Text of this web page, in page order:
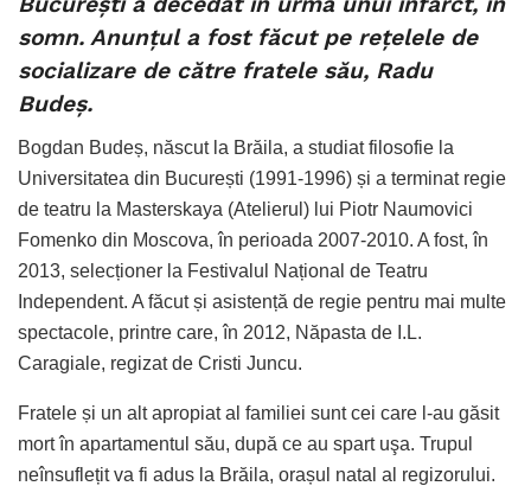
somn. Anunțul a fost făcut pe rețelele de
socializare de către fratele său, Radu
Budeș.
Bogdan Budeș, născut la Brăila, a studiat filosofie la
Universitatea din București (1991-1996) și a terminat regie
de teatru la Masterskaya (Atelierul) lui Piotr Naumovici
Fomenko din Moscova, în perioada 2007-2010. A fost, în
2013, selecționer la Festivalul Național de Teatru
Independent. A făcut și asistență de regie pentru mai multe
spectacole, printre care, în 2012, Năpasta de I.L.
Caragiale, regizat de Cristi Juncu.
Fratele și un alt apropiat al familiei sunt cei care l-au găsit
mort în apartamentul său, după ce au spart uşa. Trupul
neînsuflețit va fi adus la Brăila, orașul natal al regizorului.